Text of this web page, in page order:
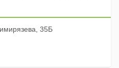
35Б